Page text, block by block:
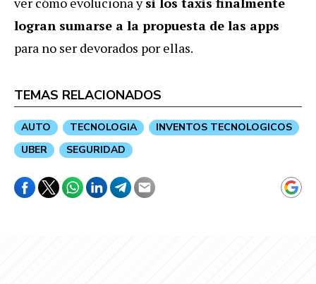
logran sumarse a la propuesta de las apps
para no ser devorados por ellas.
TEMAS RELACIONADOS
AUTO TECNOLOGIA
INVENTOS TECNOLOGICOS
UBER
SEGURIDAD